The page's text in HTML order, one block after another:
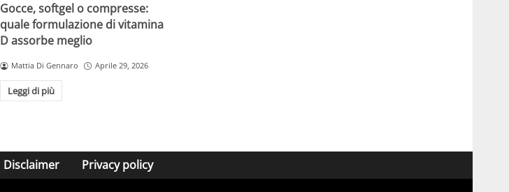
Gocce, softgel o compresse:
quale formulazione di vitamina
D assorbe meglio
Mattia Di Gennaro Aprile 29, 2026
Leggi di più
Disclaimer Privacy policy